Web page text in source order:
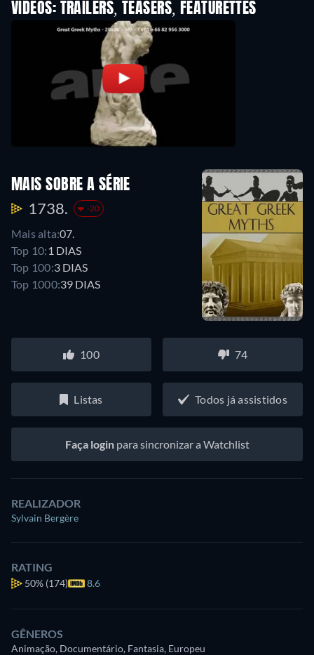
VIDEOS: TRAILERS, TEASERS, FEATURETTES
MAIS SOBRE A SÉRIE
1738. -20
Mais alta:07.
Top 10: 1 DIAS
Top 100:3 DIAS
Top 1000:39 DIAS
100 74
Listas Todos já assistidos
Faça loginpara sincronizar a Watchlist
REALIZADOR
Sylvain Bergère
RATING
50% (174) 8.6
GÊNEROS
Animação, Documentário, Fantasia, Europeu